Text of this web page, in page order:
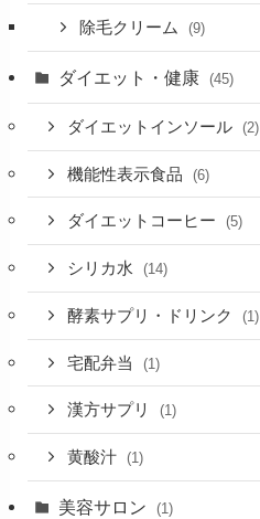
除毛クリーム (9)
ダイエット・健康 (45)
ダイエットインソール (2)
機能性表示食品 (6)
ダイエットコーヒー (5)
シリカ水 (14)
酵素サプリ・ドリンク (1)
宅配弁当 (1)
漢方サプリ (1)
黄酸汁 (1)
美容サロン (1)